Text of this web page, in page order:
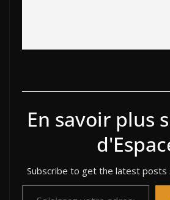
En savoir plus
Subscribe to get the latest posts
Saisissez votre adresse e-mail…